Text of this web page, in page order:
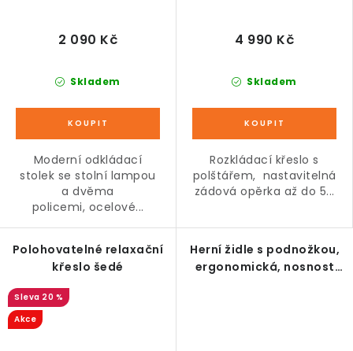
Skladem
2 090 Kč
Moderní odkládací
stolek se stolní lampou
a dvěma
policemi, ocelové...
Skladem
4 990 Kč
Rozkládací křeslo s
polštářem, nastavitelná
zádová opěrka až do 5...
Polohovatelné relaxační
křeslo šedé
20 %
Akce
Herní židle s podnožkou,
ergonomická, nosnost